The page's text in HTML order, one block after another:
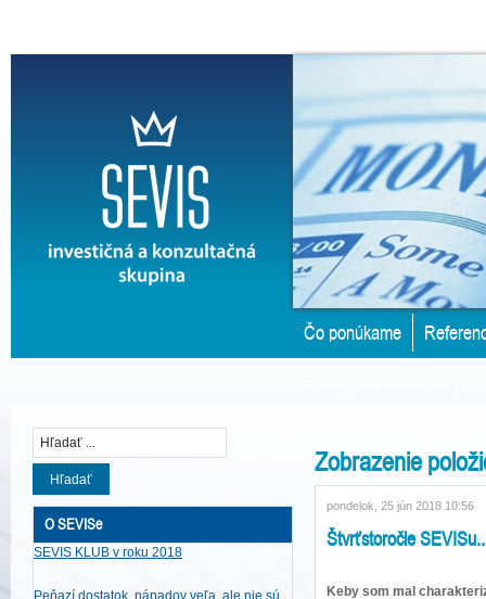
Čo ponúkame
Hľadať
O SEVISe
SEVIS KLUB v roku 2018
Peňazí dostatok, nápadov veľa, ale nie sú
Zobrazenie
pondelok, 25 jún 2018 10:56
Štvrťstoročie
Keby som mal